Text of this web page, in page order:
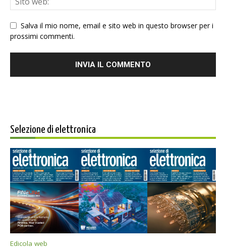
Salva il mio nome, email e sito web in questo browser per i
prossimi commenti.
Selezione di elettronica
Edicola web